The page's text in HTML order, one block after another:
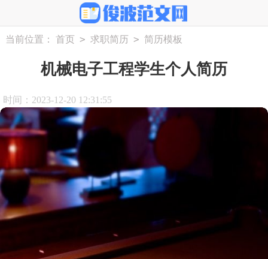
当前位置： 首页 > 求职简历 > 简历模板
机械电子工程学生个人简历
时间：2023-12-20 12:31:55